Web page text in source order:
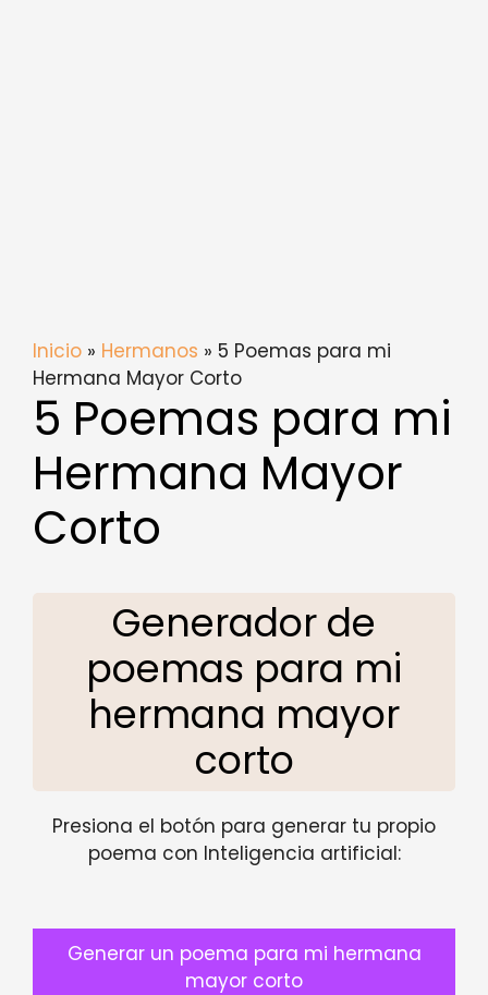
Inicio » Hermanos » 5 Poemas para mi
Hermana Mayor Corto
5 Poemas para mi
Hermana Mayor
Corto
Generador de
poemas para mi
hermana mayor
corto
Presiona el botón para generar tu propio
poema con Inteligencia artificial:
Generar un poema para mi hermana
mayor corto